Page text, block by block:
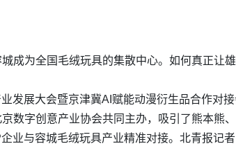
成为全国毛绒玩具的集散中心。如何真正让
发展大会暨京津冀AI赋能动漫衍生品合作对
数字创意产业协会共同主办，吸引了熊本熊
业与容城毛绒玩具产业精准对接。北青报记